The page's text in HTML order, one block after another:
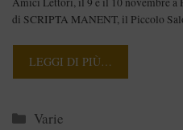
di SCRIPTA MANENT, il Piccolo
LEGGI DI PIÙ…
Categorie
Varie